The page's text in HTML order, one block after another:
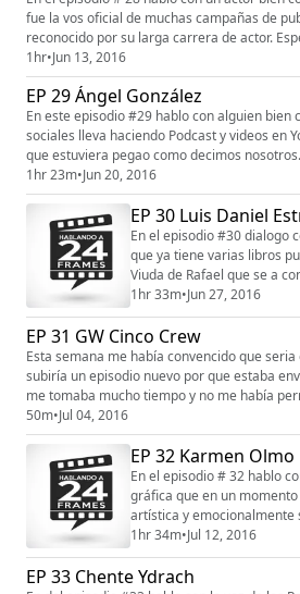
fue la vos oficial de muchas campañas de
reconocido por su larga carrera de actor.
conversación con el gran Joaquin Jarque. Este episodio es auspiciado
por OFX los mejores en muebles de oficina
calle Eleonor Roosevelt 213 en Hato Rey o
1hr•Jun 13, 2016
EP 29 Ángel González
En este episodio #29 hablo con alguien bien
sociales lleva haciendo Podcast y videos en
que estuviera pegao como decimos
esta conversación con Ángel González que
Compañia. Este episodio es auspiciado por OFX los mejores en muebles
de oficina visita su showroom en la calle
1hr 23m•Jun 20, 2016
EP 30 Luis Daniel
En el episodio #30 dialogo
que ya tiene varias libros
Viuda de Rafael que se a
grado que ya se adapto a
argentina. Hablamos de su
como se le cruzan en su
para sus libros. Espero
1hr 33m•Jun 27, 2016
EP 31 GW Cinco Crew
Esta semana me había convencido que
subiría un episodio nuevo por que estaba
me tomaba mucho tiempo y no me había
correspondiente a esta semana, cuando se
trabajo todos saltaron y me dijeron que
conmigo y habláramos un poco y así no se
50m•Jul 04, 2016
EP 32 Karmen Olmo
En el episodio # 32 hablo
gráfica que en un
artística y emocionalmente
espectacular de mucho
mucho que pueda
vivencias de mi invitada
1hr 34m•Jul 12, 2016
EP 33 Chente Ydrach